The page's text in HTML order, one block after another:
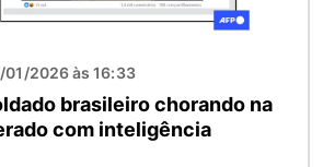
2026 às 16:33
brasileiro chorando na
com inteligência